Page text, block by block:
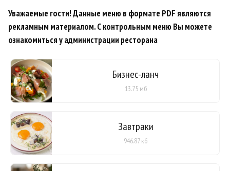
Уважаемые гости! Данные меню в формате PDF являются
рекламным материалом. С контрольным меню Вы можете
ознакомиться у администрации ресторана
Бизнес-ланч
13.75 мб
Завтраки
946.87 кб